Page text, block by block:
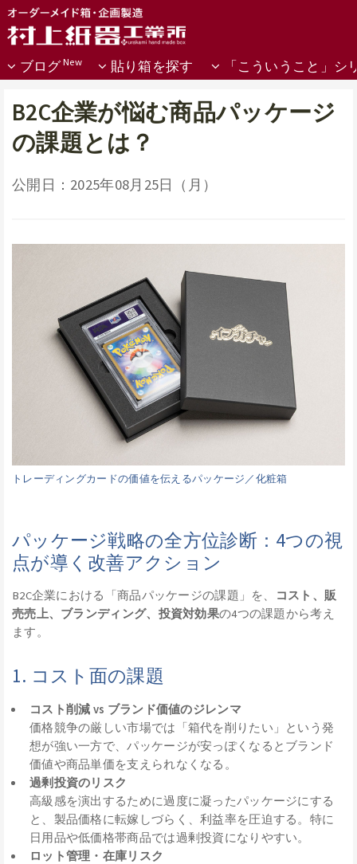
貼り箱を探す 「こういうこと」シ
ブログ
B2C企業が悩む商品パッケージ
の課題とは？
公開日：2025年08月25日（月）
トレーディングカードの価値を伝えるパッケージ／化粧箱
パッケージ戦略の全方位診断：4つの視
点が導く改善アクション
B2C企業における「商品パッケージの課題」を、
コスト、販
売売上、ブランディング、投資対効果の4つの課題から考え
ます。
1. コスト面の課題
コスト削減 vs ブランド価値のジレンマ
価格競争の厳しい市場では「箱代を削りたい」という発
想が強い一方で、パッケージが安っぽくなるとブランド
価値や商品単価を支えられなくなる。
過剰投資のリスク
高級感を演出するために過度に凝ったパッケージにする
と、製品価格に転嫁しづらく、利益率を圧迫する。特に
日用品や低価格帯商品では過剰投資になりやすい。
ロット管理・在庫リスク